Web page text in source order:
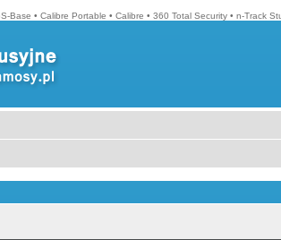
Base • Calibre Portable • Calibre • 360 Total Security • n-Track